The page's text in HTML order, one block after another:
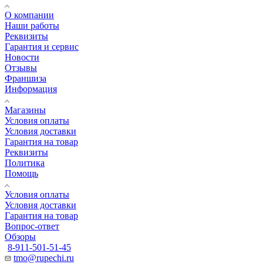
О компании
Наши работы
Реквизиты
Гарантия и сервис
Новости
Отзывы
Франшиза
Информация
Магазины
Условия оплаты
Условия доставки
Гарантия на товар
Реквизиты
Политика
Помощь
Условия оплаты
Условия доставки
Гарантия на товар
Вопрос-ответ
Обзоры
8-911-501-51-45
tmo@rupechi.ru